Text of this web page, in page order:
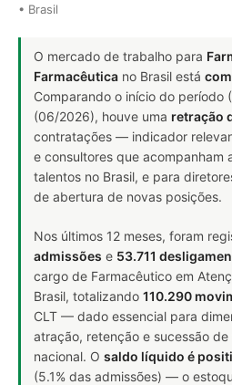
• Brasil
O mercado de trabalho para
Farmacêutica no Brasil está
Comparando o início do período
(06/2026), houve uma retração
contratações — indicador
e consultores que acompanham
talentos no Brasil, e para
de abertura de novas posições.
Nos últimos 12 meses, foram
admissões e 53.711
cargo de Farmacêutico em
Brasil, totalizando 110.290
CLT — dado essencial para
atração, retenção e sucessão
nacional. O saldo líquido é
(5.1% das admissões) — o